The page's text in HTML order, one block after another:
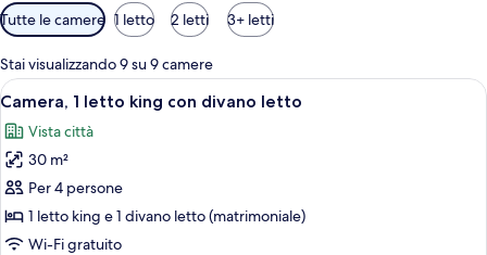
Filtri
disponibili
per
le
camere
Tutte le camere 1 letto 2 letti 3+ letti
Stai visualizzando 9 su 9 camere
Apri
tutte
le
foto
per
Camera,
1
Camera d'hotel con divano, letto,
10
Camera, 1 letto king con divano letto
Vista città
30 m²
Per 4 persone
1 letto king e 1 divano letto (matrimoniale)
Wi-Fi gratuito